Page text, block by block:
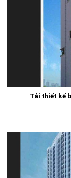
Tải thiết kế